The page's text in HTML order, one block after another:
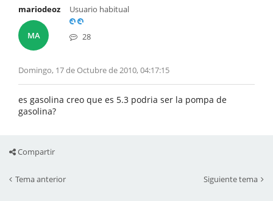
mariodeoz
MA
Usuario habitual
28
Domingo, 17 de Octubre de 2010, 04:17:15
es gasolina creo que es 5.3 podria ser la pompa de
gasolina?
Compartir
Tema anterior Siguiente tema